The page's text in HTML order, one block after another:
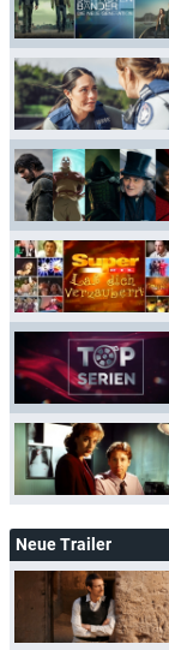
Neue Trailer